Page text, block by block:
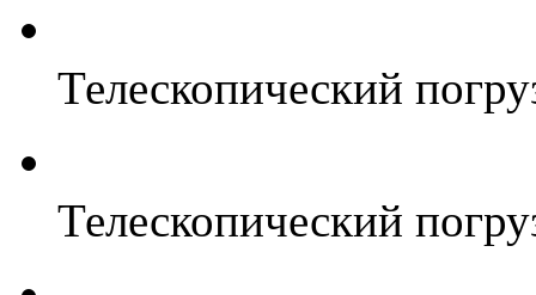
Телескопический
Телескопический